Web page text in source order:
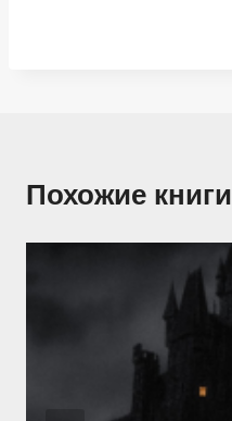
Похожие книги